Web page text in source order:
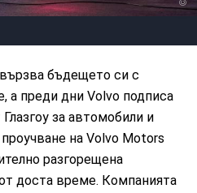
бъдещето си с
а преди дни Volvo подписа
за автомобили и
на Volvo Motors
разгорещена
доста време. Компанията